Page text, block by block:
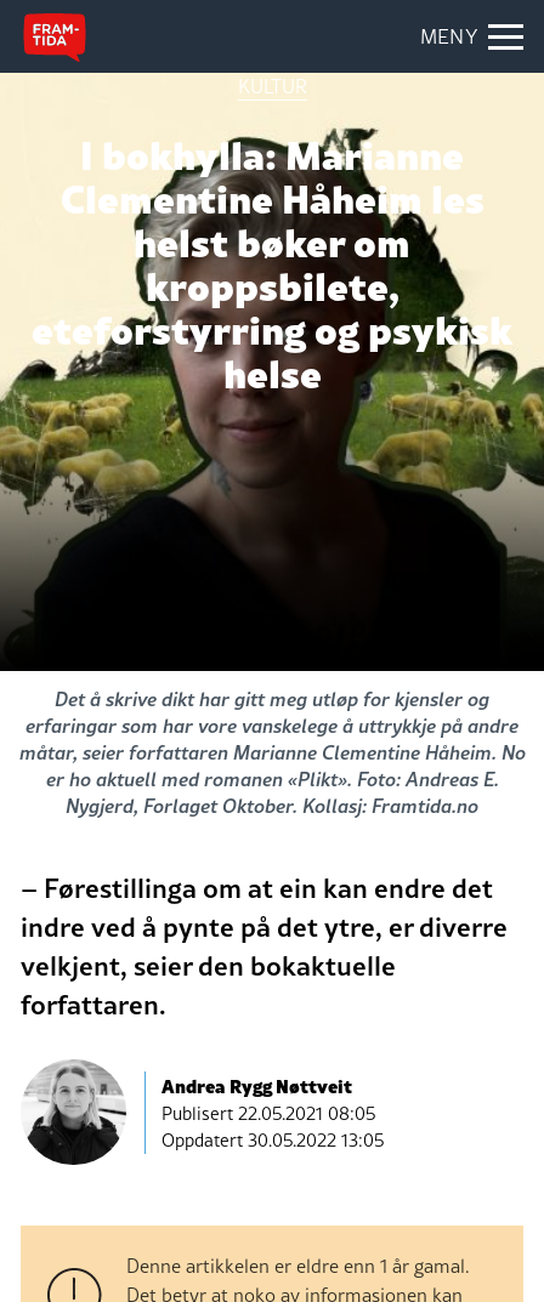
MENY
KULTUR
I bokhylla: Marianne
Clementine Håheim les
helst bøker om
kroppsbilete,
eteforstyrring og psykisk
helse
Det å skrive dikt har gitt meg utløp for kjensler og
erfaringar som har vore vanskelege å uttrykkje på andre
måtar, seier forfattaren Marianne Clementine Håheim. No
er ho aktuell med romanen «Plikt». Foto: Andreas E.
Nygjerd, Forlaget Oktober. Kollasj: Framtida.no
– Førestillinga om at ein kan endre det
indre ved å pynte på det ytre, er diverre
velkjent, seier den bokaktuelle
forfattaren.
Andrea Rygg Nøttveit
Publisert22.05.2021 08:05
Oppdatert 30.05.2022 13:05
Denne artikkelen er eldre enn 1 år gamal.
Det betyr at noko av informasjonen kan